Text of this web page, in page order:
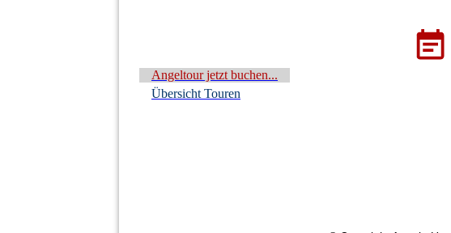
Angeltour jetzt buchen...
Übersicht Touren